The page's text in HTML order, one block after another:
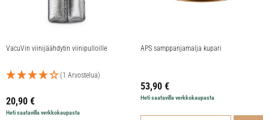
VacuVin viinijäähdytin viinipulloille
(1 Arvostelua)
20,90 €
Heti saatavilla verkkokaupasta
APS samppanjamalja kupari
53,90 €
Heti saatavilla verkkokaupasta